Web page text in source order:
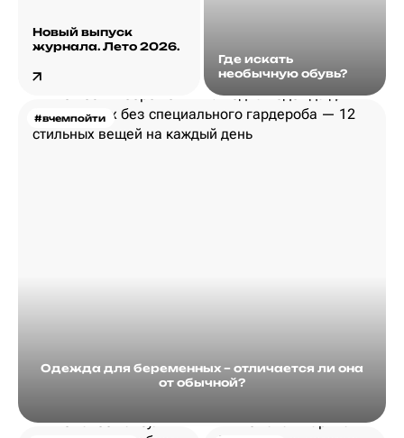
Новый выпуск
журнала. Лето 2026.
Где искать
необычную обувь?
#вчемпойти
Одежда для беременных – отличается ли она
от обычной?